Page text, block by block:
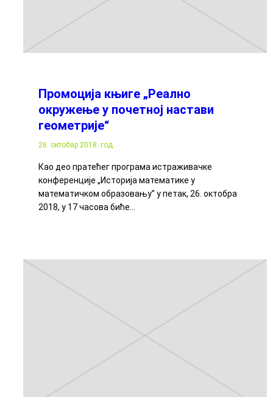
Промоција књиге „Реално
окружење у почетној настави
геометрије“
26. октобар 2018. год.
Као део пратећег програма истраживачке
конференције „Историја математике у
математичком образовању” у петак, 26. октобра
2018, у 17 часова биће…